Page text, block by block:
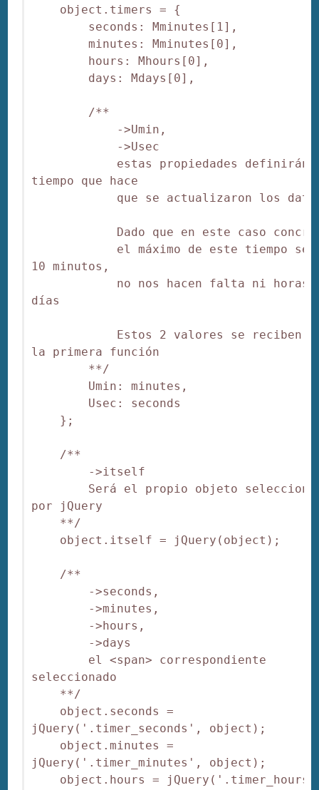
object.timers = {
seconds: Mminutes[1],
minutes: Mminutes[0],
hours: Mhours[0],
days: Mdays[0],
/**
->Umin,
->Usec
estas propiedades definirán
tiempo que hace
que se actualizaron los
Dado que en este caso
el máximo de este tiempo
10 minutos,
no nos hacen falta ni horas
días
Estos 2 valores se reciben
la primera función
**/
Umin: minutes,
Usec: seconds
};
/**
->itself
Será el propio objeto
por jQuery
**/
object.itself = jQuery(object);
/**
->seconds,
->minutes,
->hours,
->days
el <span> correspondiente
seleccionado
**/
object.seconds =
jQuery('.timer_seconds', object);
object.minutes =
jQuery('.timer_minutes', object);
object.hours =